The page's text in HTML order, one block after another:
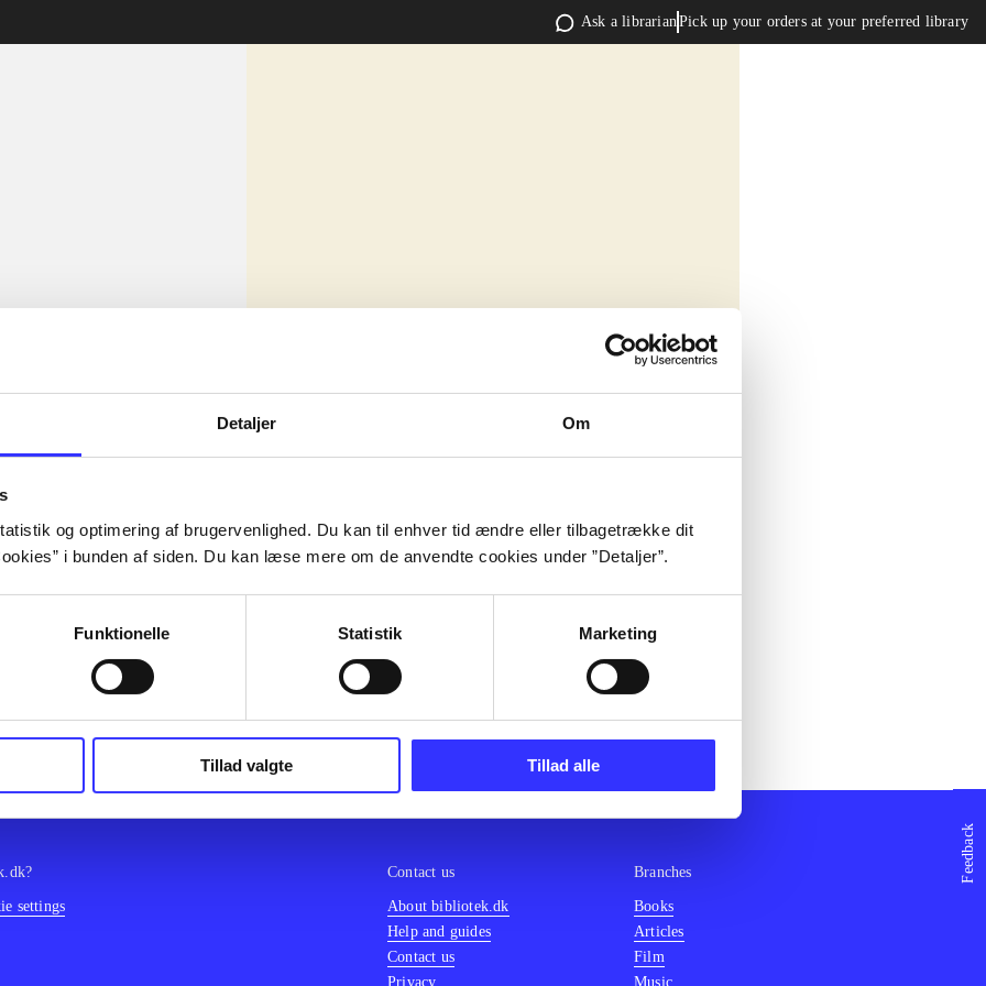
Detaljer Om
og optimering af brugervenlighed. Du kan til enhver tid ændre eller tilbagetrække dit
i bunden af siden. Du kan læse mere om de anvendte cookies under ”Detaljer”.
Funktionelle Statistik Marketing
Tillad valgte Tillad alle
Ask a librarianPick up your orders at your preferred library
sit amet ...
sit amet ...
sit amet ...
sit amet ...
sit amet ...
sit amet ...
Feedback
settings
Contact us
About bibliotek.dk
Help and guides
Contact us
Privacy
Branches
Books
Articles
Film
Music